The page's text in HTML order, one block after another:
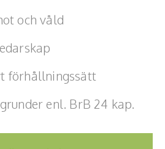
relationer
och våld
förhållningssätt
enl. BrB 24 kap.